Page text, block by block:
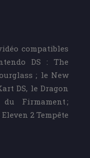
compatibles
DS : The
; le New
DS, le Dragon
Firmament ;
2 Tempête